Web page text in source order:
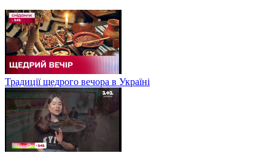
Традиції щедрого вечора в Україні